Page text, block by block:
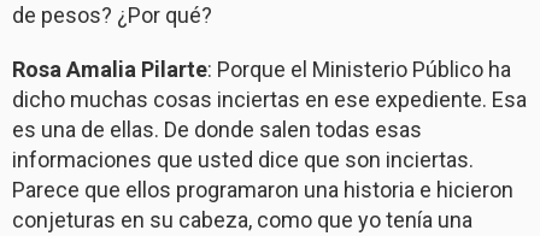
de pesos? ¿Por qué?
Rosa Amalia Pilarte: Porque el Ministerio Público ha
dicho muchas cosas inciertas en ese expediente. Esa
es una de ellas. De donde salen todas esas
informaciones que usted dice que son inciertas.
Parece que ellos programaron una historia e hicieron
conjeturas en su cabeza, como que yo tenía una